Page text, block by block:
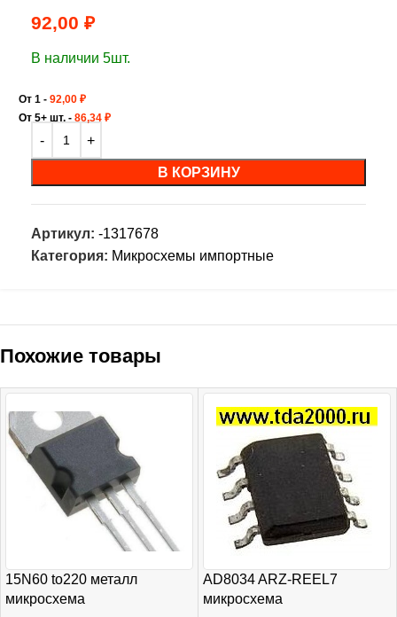
92,00 ₽
В наличии 5шт.
От 1 - 92,00 ₽
От 5+ шт. - 86,34 ₽
В КОРЗИНУ
Артикул: -1317678
Категория: Микросхемы импортные
Похожие товары
15N60 to220 металл
микросхема
AD8034 ARZ-REEL7
микросхема